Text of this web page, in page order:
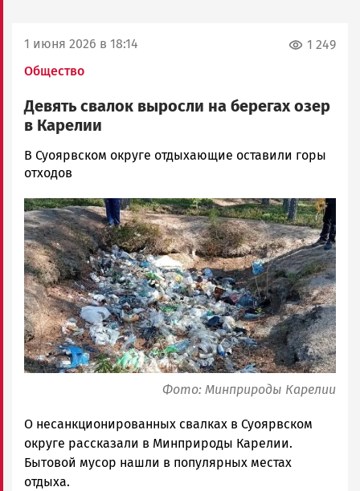
1 июня 2026 в 18:14
Общество
1 249
Девять свалок выросли на берегах озер
в Карелии
Наталья
Колоко…
Петрозаводска
и
Карелии
|
Петрозаводск
ГОВОРИТ
В Суоярвском округе отдыхающие оставили горы
отходов
Image
Фото: Минприроды Карелии
О несанкционированных свалках в Суоярвском
округе рассказали в Минприроды Карелии.
Бытовой мусор нашли в популярных местах
отдыха.